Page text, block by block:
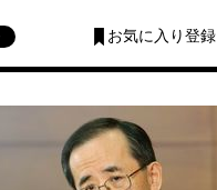
お気に入り登録